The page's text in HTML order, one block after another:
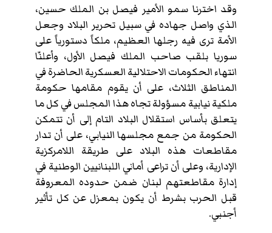
وقد اخترنا سمو الأمير فيصل بن الملك حسين،
الذي واصل جهاده في سبيل تحرير البلاد وجعل
الأمة ترى فيه رجلها العظيم، ملكاً دستورياً على
سوريا بلقب صاحب الملك فيصل الأول، وأعلنّا
انتهاء الحكومات الاحتلالية العسكرية الحاضرة في
المناطق الثلاث، على أن يقوم مقامها حكومة
ملكية نيابية مسؤولة تجاه هذا المجلس في كل ما
يتعلق بأساس استقلال البلاد التام إلى أن تتمكن
الحكومة من جمع مجلسها النيابي، على أن تدار
مقاطعات هذه البلاد على طريقة اللامركزية
الإدارية، وعلى أن تراعى أماني اللبنانيين الوطنية في
إدارة مقاطعتهم لبنان ضمن حدوده المعروفة
قبل الحرب بشرط أن يكون بمعزل عن كل تأثير
أجنبي.